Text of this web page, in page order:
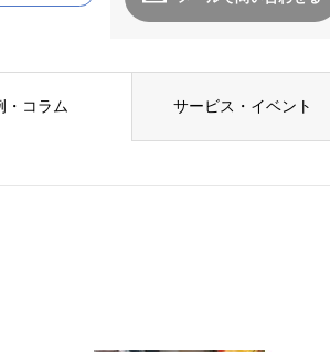
・コラム サービス・イベント